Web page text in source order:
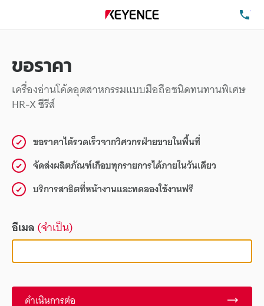
ขอราคา
เครื่องอ่านโค้ดอุตสาหกรรมแบบมือถือชนิดทนทานพิเศษ
HR-X ซีรีส์
ขอราคาได้รวดเร็วจากวิศวกรฝ่ายขายในพื้นที่
จัดส่งผลิตภัณฑ์เกือบทุกรายการได้ภายในวันเดียว
บริการสาธิตที่หน้างานและทดลองใช้งานฟรี
อีเมล(จำเป็น)
ดำเนินการต่อ